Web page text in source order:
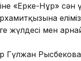
«Ерке-Нұр» сән
жүлдесі мен
Гүлжан